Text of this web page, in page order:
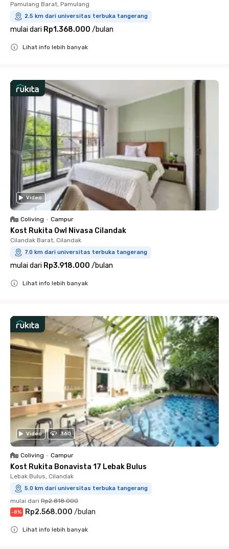
Pamulang Barat, Pamulang
2.5 km dari universitas terbuka tangerang
mulai dari Rp1.368.000 /bulan
Lihat info lebih banyak
Video
Coliving • Campur
Kost Rukita Owl Nivasa Cilandak
Cilandak Barat, Cilandak
7.0 km dari universitas terbuka tangerang
mulai dari Rp3.918.000 /bulan
Lihat info lebih banyak
Video 360
Coliving • Campur
Kost Rukita Bonavista 17 Lebak Bulus
Lebak Bulus, Cilandak
5.0 km dari universitas terbuka tangerang
mulai dari Rp2.818.000
-8% Rp2.568.000 /bulan
Lihat info lebih banyak